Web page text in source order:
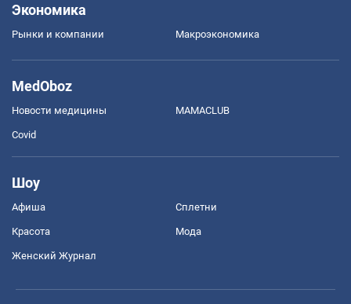
Экономика
Рынки и компании Mакроэкономика
MedOboz
Новости медицины MAMACLUB
Covid
Шоу
Афиша Сплетни
Красота Мода
Женский Журнал